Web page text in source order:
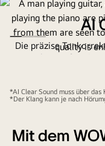
AI
Die präzise
und sorgt für ein
*AI Clear Sound muss über
*Der Klang kann je nach
Mit dem